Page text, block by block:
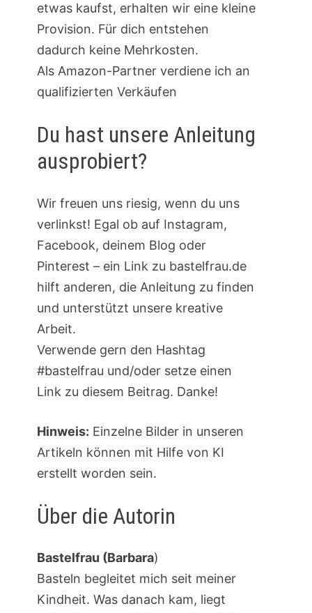
etwas kaufst, erhalten wir eine kleine
Provision. Für dich entstehen
dadurch keine Mehrkosten.
Als Amazon-Partner verdiene ich an
qualifizierten Verkäufen
Du hast unsere Anleitung
ausprobiert?
Wir freuen uns riesig, wenn du uns
verlinkst! Egal ob auf Instagram,
Facebook, deinem Blog oder
Pinterest – ein Link zu bastelfrau.de
hilft anderen, die Anleitung zu finden
und unterstützt unsere kreative
Arbeit.
Verwende gern den Hashtag
#bastelfrau und/oder setze einen
Link zu diesem Beitrag. Danke!
Hinweis: Einzelne Bilder in unseren
Artikeln können mit Hilfe von KI
erstellt worden sein.
Über die Autorin
Bastelfrau (Barbara)
Basteln begleitet mich seit meiner
Kindheit. Was danach kam, liegt